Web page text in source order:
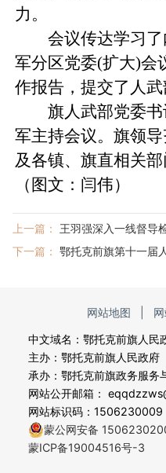
力。
会议传达学习了
军分区党委(扩大)会
作报告，提交了人武
旗人武部党委书
军主持会议。旗领
及各镇、旗直相关部
（图文：闫伟）
上一篇：
王羽强深入一线督导
下一篇： 鄂托克前旗第十一届
网站地图
中文域名：鄂托克前旗人民
主办：鄂托克前旗人民政府
承办：鄂托克前旗政务服务
网站公开邮箱：
网站标识码：1506230009
蒙公网安备
蒙ICP备19004516号-3